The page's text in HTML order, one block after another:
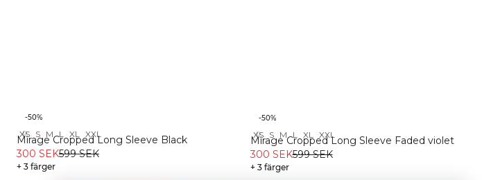
Recycled
-50%
XS S M L XL XXL
Mirage Cropped Long Sleeve Black
300 SEK599 SEK
+ 3 färger
Recycled
-50%
XS S M L XL XXL
Mirage Cropped Long Sleeve Faded violet
300 SEK599 SEK
+ 3 färger